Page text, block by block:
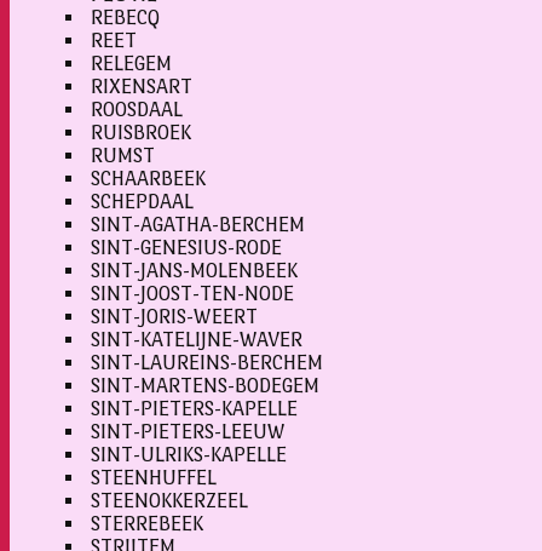
REBECQ
REET
RELEGEM
RIXENSART
ROOSDAAL
RUISBROEK
RUMST
SCHAARBEEK
SCHEPDAAL
SINT-AGATHA-BERCHEM
SINT-GENESIUS-RODE
SINT-JANS-MOLENBEEK
SINT-JOOST-TEN-NODE
SINT-JORIS-WEERT
SINT-KATELIJNE-WAVER
SINT-LAUREINS-BERCHEM
SINT-MARTENS-BODEGEM
SINT-PIETERS-KAPELLE
SINT-PIETERS-LEEUW
SINT-ULRIKS-KAPELLE
STEENHUFFEL
STEENOKKERZEEL
STERREBEEK